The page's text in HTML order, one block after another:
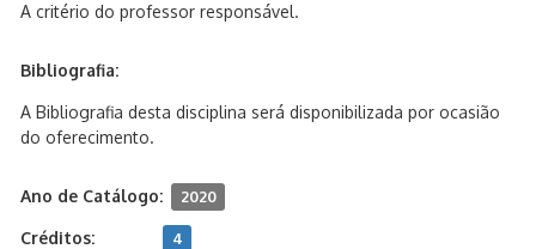
A critério do professor responsável.
Bibliografia:
A Bibliografia desta disciplina será disponibilizada por ocasião
do oferecimento.
Ano de Catálogo: 2020
Créditos: 4